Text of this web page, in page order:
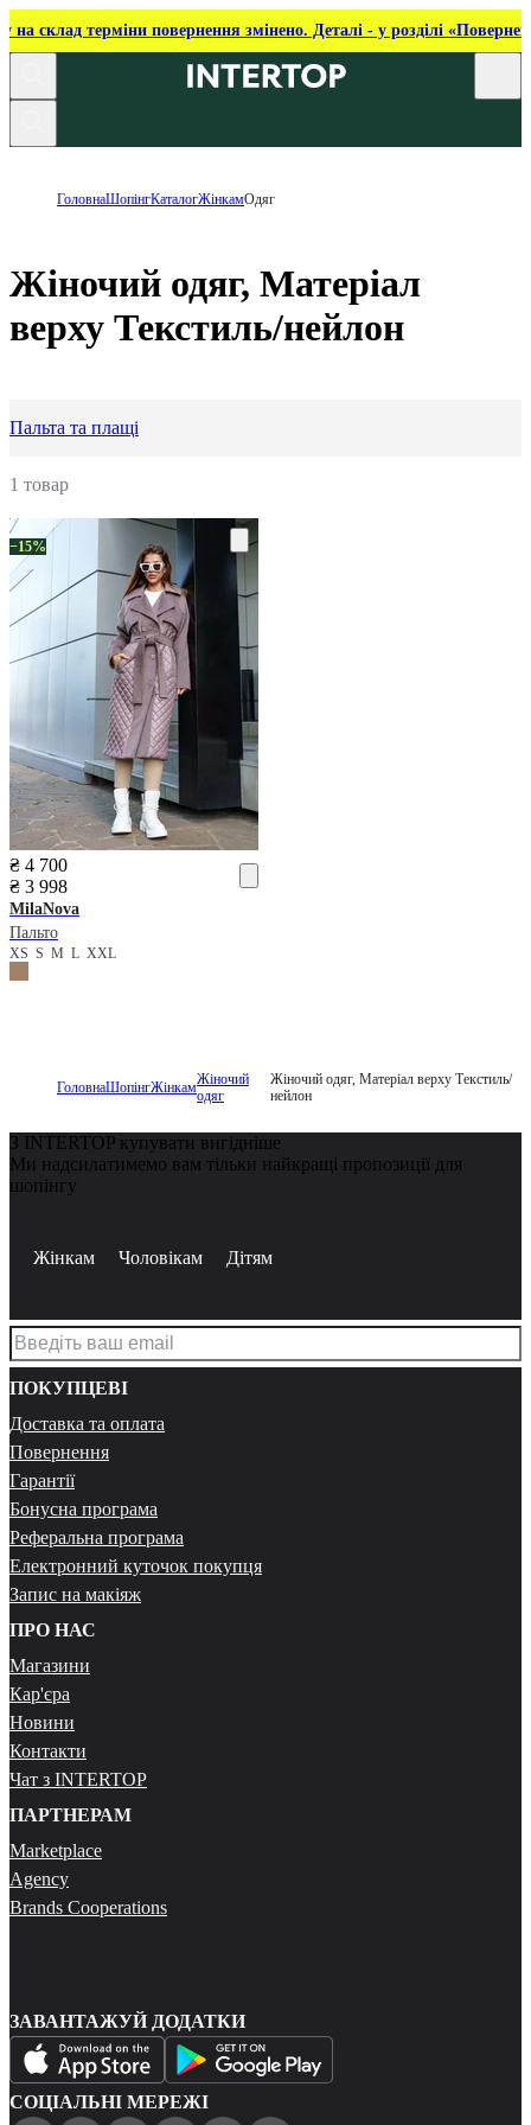
на склад терміни повернення змінено. Деталі - у розділі
ГоловнаШопінгКаталогЖінкамОдяг
Жіночий одяг, Матеріал
верху Текстиль/нейлон
Пальта та плащі
1 товар
−15%
₴ 4 700
₴ 3 998
MilaNova
Пальто
XS S M L XXL
ГоловнаШопінгЖінкамЖіночий
одяг
Жіночий одяг, Матеріал верху Текстиль/
нейлон
З INTERTOP купувати вигідніше
Ми надсилатимемо вам тільки найкращі пропозиції для
шопінгу
Жінкам Чоловікам Дітям
ПОКУПЦЕВІ
Доставка та оплата
Повернення
Гарантії
Бонусна програма
Реферальна програма
Електронний куточок покупця
Запис на макіяж
ПРО НАС
Магазини
Кар'єра
Новини
Контакти
Чат з INTERTOP
ПАРТНЕРАМ
Marketplace
Agency
Brands Cooperations
ЗАВАНТАЖУЙ ДОДАТКИ
СОЦІАЛЬНІ МЕРЕЖІ